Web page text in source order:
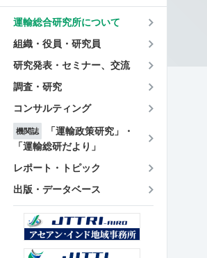
運輸総合研究所について
組織・役員・研究員
研究発表・セミナー、交流
調査・研究
コンサルティング
機関誌
「運輸政策研究」・
「運輸総研だより」
レポート・トピック
出版・データベース